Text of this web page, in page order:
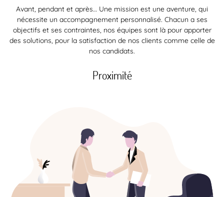
Avant, pendant et après… Une mission est une aventure, qui
nécessite un accompagnement personnalisé. Chacun a ses
objectifs et ses contraintes, nos équipes sont là pour apporter
des solutions, pour la satisfaction de nos clients comme celle de
nos candidats.
Proximité